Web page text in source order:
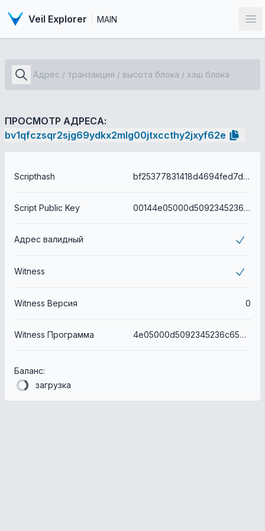
Veil Explorer MAIN
ПРОСМОТР АДРЕСА:
bv1qfczsqr2sjg69ydkx2mlg00jtxccthy2jxyf62e
Scripthash bf25377831418d4694fed7ddacdba82bdc9c3901d804c427ad218ca740d95dae
Script Public Key 00144e05000d5092345236c656fe87be4b3630bb9152
Адрес валидный
Witness
Witness Версия 0
Witness Программа 4e05000d5092345236c656fe87be4b3630bb9152
Баланс:
загрузка